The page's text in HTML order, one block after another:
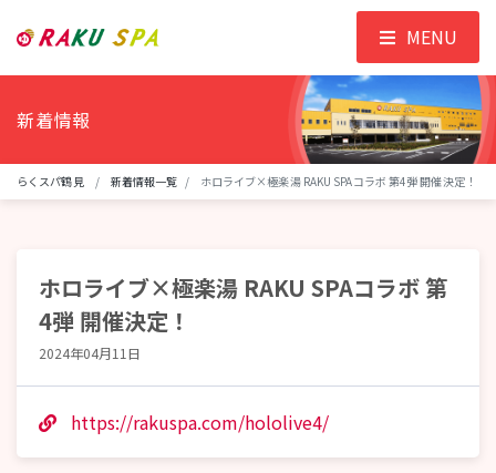
新着情報
らくスパ鶴見 新着情報一覧 ホロライブ×極楽湯 RAKU SPAコラボ 第4弾 開催決定！
ホロライブ×極楽湯 RAKU SPAコラボ 第
4弾 開催決定！
2024年04月11日
https://rakuspa.com/hololive4/
MENU